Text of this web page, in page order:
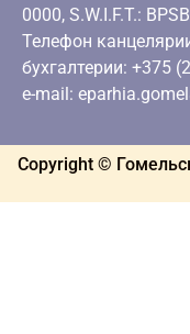
0000, S.W.I.F.T.:
Телефон
бухгалтерии: +375
e-mail:
Copyright ©